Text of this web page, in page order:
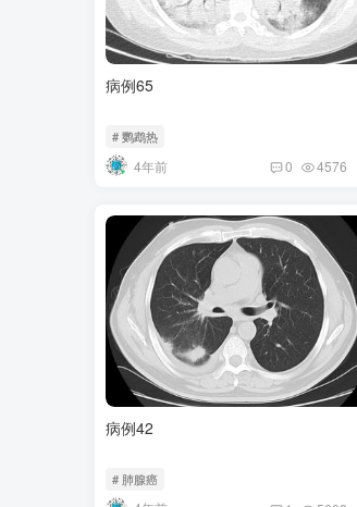
病例65
# 鹦鹉热
4年前 0 4576
病例42
# 肺腺癌